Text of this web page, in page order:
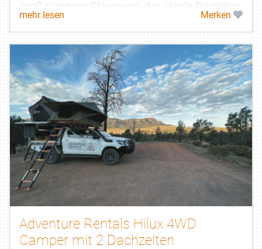
großzügigem Stauraum der ideale Begleiter
für jegliche Campingreisen auch abseits...
mehr lesen Merken
Adventure Rentals Hilux 4WD
Camper mit 2 Dachzelten